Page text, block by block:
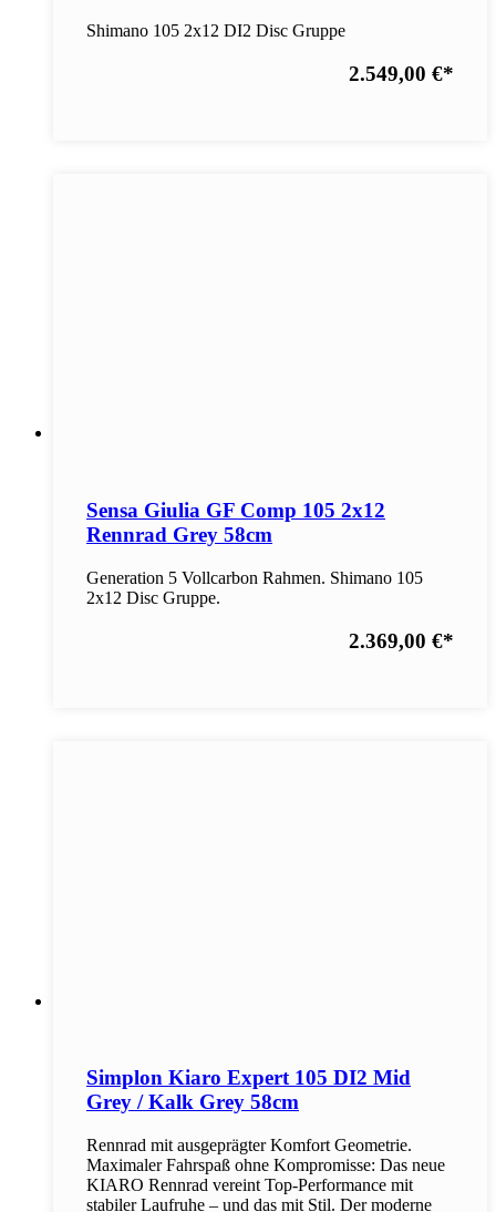
Shimano 105 2x12 DI2 Disc Gruppe
2.549,00 €*
Sensa Giulia GF Comp 105 2x12
Rennrad Grey 58cm
Generation 5 Vollcarbon Rahmen. Shimano 105
2x12 Disc Gruppe.
2.369,00 €*
Simplon Kiaro Expert 105 DI2 Mid
Grey / Kalk Grey 58cm
Rennrad mit ausgeprägter Komfort Geometrie.
Maximaler Fahrspaß ohne Kompromisse: Das neue
KIARO Rennrad vereint Top-Performance mit
stabiler Laufruhe – und das mit Stil. Der moderne